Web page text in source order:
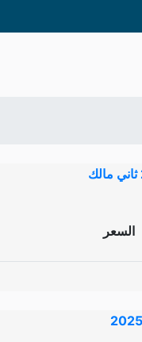
السعر